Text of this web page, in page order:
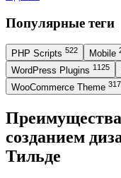
Популярные теги
PHP Scripts 522 Mobile
WordPress Plugins 1125
WooCommerce Theme 317
созданием
Тильде